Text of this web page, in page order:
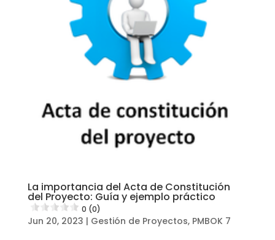
La importancia del Acta de Constitución
del Proyecto: Guía y ejemplo práctico
0 (0)
Jun 20, 2023 | Gestión de Proyectos, PMBOK 7